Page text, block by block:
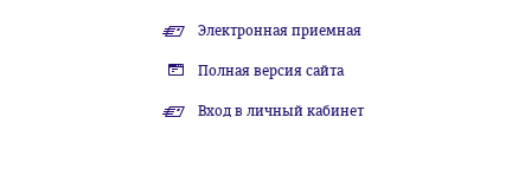
Электронная приемная
Полная версия сайта
Вход в личный кабинет